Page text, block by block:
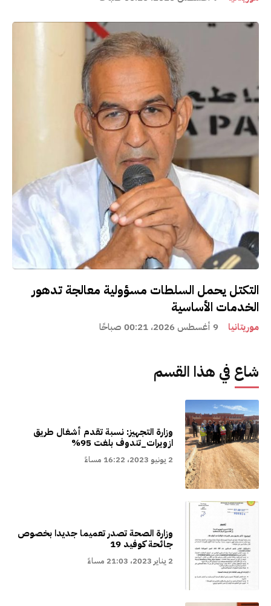
التكتل يحمل السلطات مسؤولية معالجة تدهور
الخدمات الأساسية
موريتانيا 9 أغسطس 2026، 00:21 صباحًا
شاع في هذا القسم
وزارة التجهيز: نسبة تقدم أشغال طريق
ازويرات_تندوف بلغت 95%
2 يونيو 2023، 16:22 مساءً
وزارة الصحة تصدر تعميما جديدا بخصوص
جائحة كوفيد 19
2 يناير 2023، 21:03 مساءً